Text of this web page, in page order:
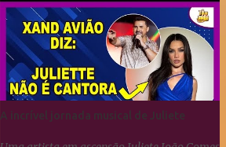
A incrível jornada musical de Juliete